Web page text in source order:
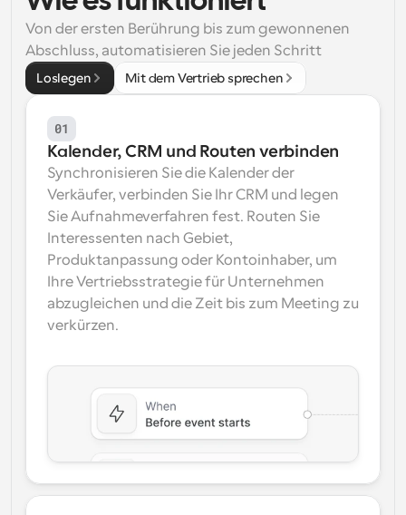
Supercharged Planung mit KI-gestützten Anrufen
Arbeitsabläufe
Automatisieren Sie die Planung und Erinnerungen
Blog
Nachrichten und Updates.
Sofortige Besprechungen
Treffen Sie sich in wenigen Minuten mit Kunden
Dynamische Gruppenlinks
Nahtlos Meetings mit mehreren Personen buchen
Webhooks
Erhalten Sie eine Benachrichtigung, wenn etwas
passiert
Von der ersten Berührung bis zum gewonnenen
Abschluss, automatisieren Sie jeden Schritt
Loslegen Mit dem Vertrieb sprechen
01
Kalender, CRM und Routen verbinden
Synchronisieren Sie die Kalender der
Verkäufer, verbinden Sie Ihr CRM und legen
Sie Aufnahmeverfahren fest. Routen Sie
Interessenten nach Gebiet,
Produktanpassung oder Kontoinhaber, um
Ihre Vertriebsstrategie für Unternehmen
abzugleichen und die Zeit bis zum Meeting zu
verkürzen.